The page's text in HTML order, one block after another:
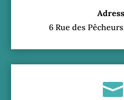
6 Rue des
